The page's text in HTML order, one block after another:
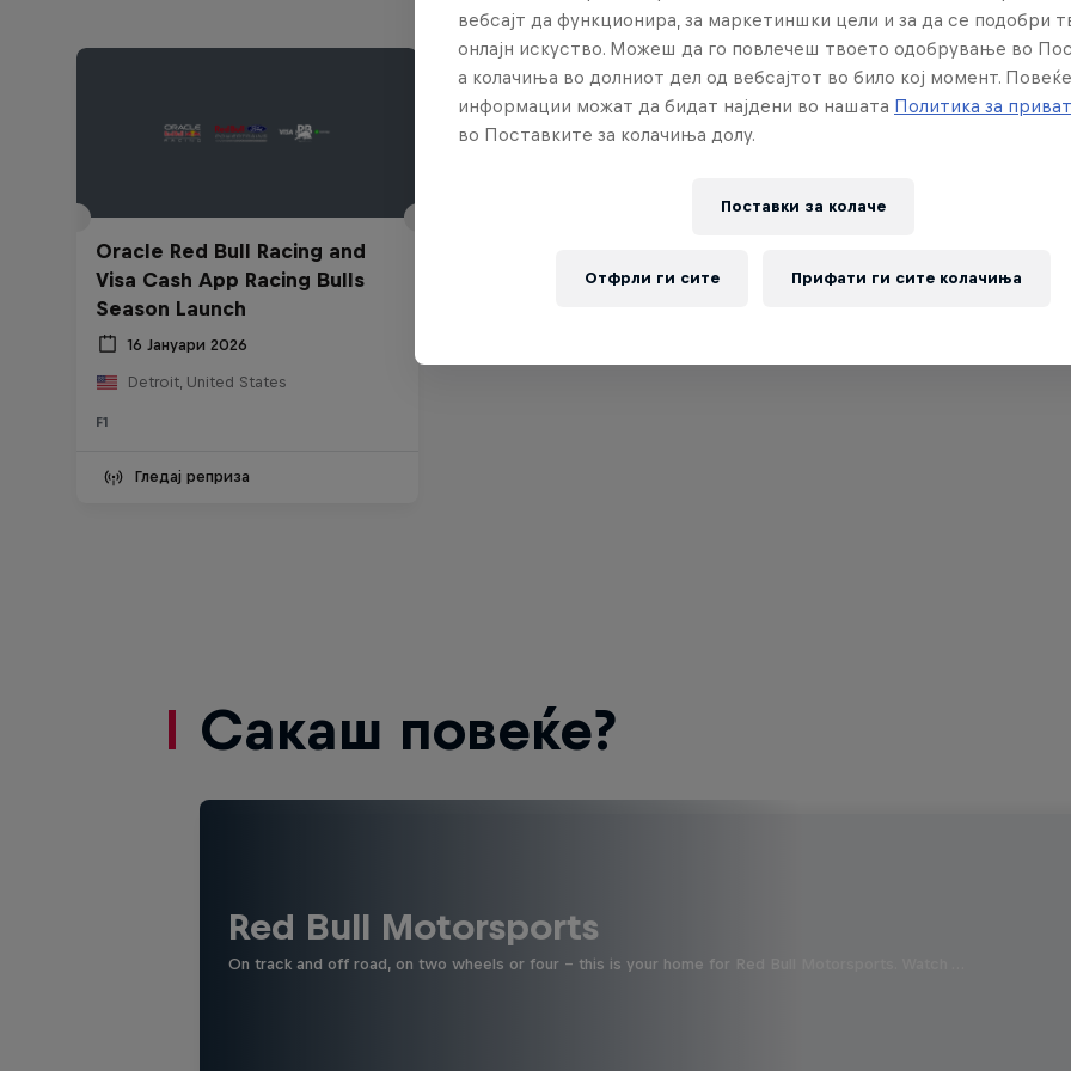
Oracle Red Bull Racing and
Visa Cash App Racing Bulls
Season Launch
16 Јануари 2026
Detroit, United States
F1
Гледај реприза
Сакаш повеќе?
Red Bull Motorsports
On track and off road, on two wheels or four - this is your home for Red Bull Motorsports. Watch …
вебсајт да функционира, за маркетиншки цели и за да се подобри
онлајн искуство. Можеш да го повлечеш твоето одобрување во
а колачиња во долниот дел од вебсајтот во било кој момент. Повеќе
информации можат да бидат најдени во нашата Политика за
во Поставките за колачиња долу.
Поставки за колачe
Отфрли ги сите Прифати ги сите колачиња